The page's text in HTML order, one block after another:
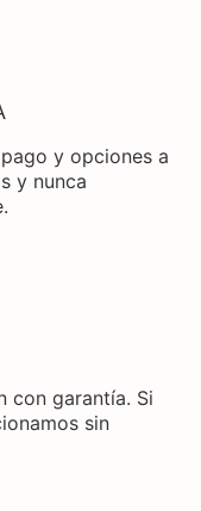
y opciones a
y nunca
con garantía. Si
sin